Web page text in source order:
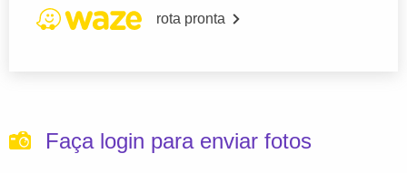
rota pronta
Faça login para enviar fotos